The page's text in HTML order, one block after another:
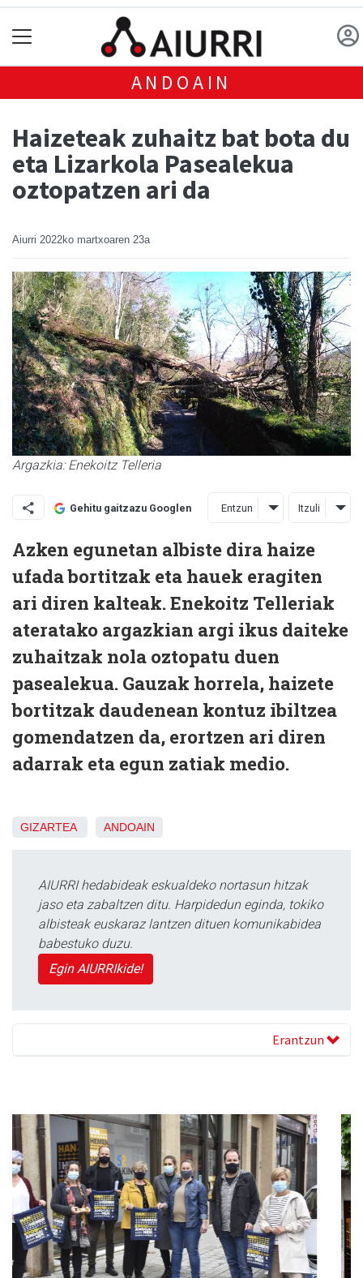
ANDOAIN
Haizeteak zuhaitz bat bota du
eta Lizarkola Pasealekua
oztopatzen ari da
Aiurri 2022ko martxoaren 23a
Argazkia: Enekoitz Telleria
Gehitu gaitzazu Googlen Entzun Itzuli
Azken egunetan albiste dira haize
ufada bortitzak eta hauek eragiten
ari diren kalteak. Enekoitz Telleriak
ateratako argazkian argi ikus daiteke
zuhaitzak nola oztopatu duen
pasealekua. Gauzak horrela, haizete
bortitzak daudenean kontuz ibiltzea
gomendatzen da, erortzen ari diren
adarrak eta egun zatiak medio.
GIZARTEA ANDOAIN
AIURRI hedabideak eskualdeko nortasun hitzak
jaso eta zabaltzen ditu. Harpidedun eginda, tokiko
albisteak euskaraz lantzen dituen komunikabidea
babestuko duzu.
Egin AIURRIkide!
Erantzun